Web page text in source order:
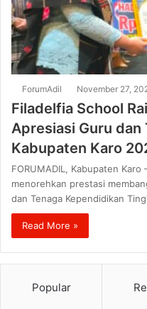
ForumAdil November 27,
Filadelfia School
Apresiasi Guru dan
Kabupaten Karo
FORUMADIL, Kabupaten
menorehkan prestasi
dan Tenaga Kependidikan
Read More »
Popular